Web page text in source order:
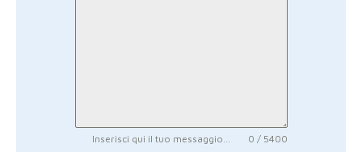
Inserisci qui il tuo messaggio... 0 / 5400